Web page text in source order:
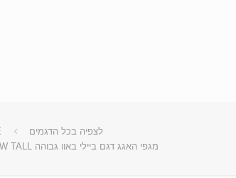
לצפיה בכל הדגמים
מגפי האגג דגם ביילי באוו גבוהה UGG BAILEY BOW TALL